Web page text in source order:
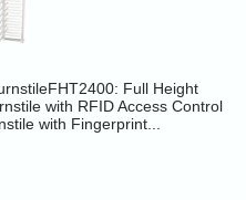
Full Height
with RFID Access Control
with Fingerprint...